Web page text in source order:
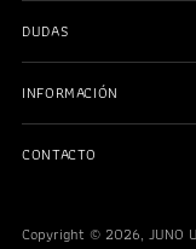
DUDAS
INFORMACIÓN
CONTACTO
Copyright © 2026, JUNO